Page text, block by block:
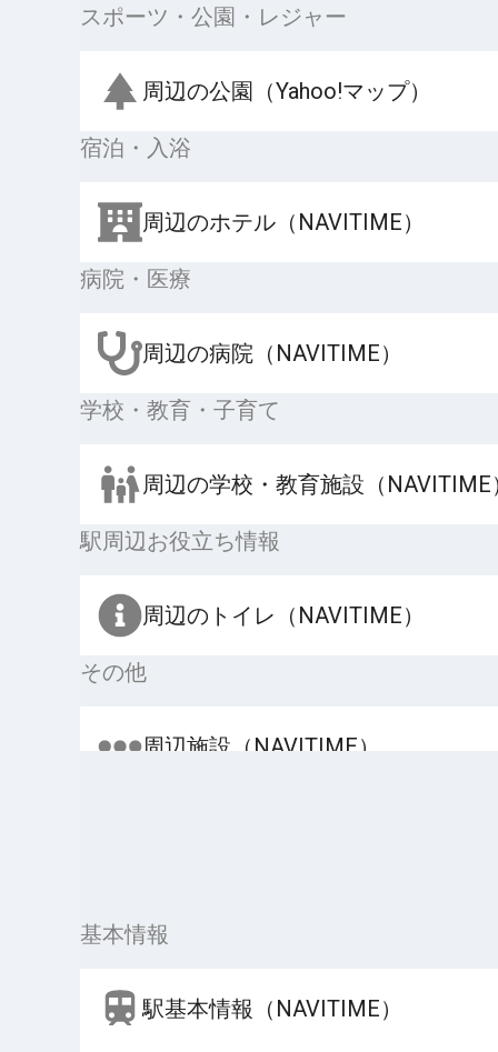
スポーツ・公園・レジャー
周辺の公園（Yahoo!マップ）
宿泊・入浴
周辺のホテル（NAVITIME）
病院・医療
周辺の病院（NAVITIME）
学校・教育・子育て
周辺の学校・教育施設（NAVITIME
駅周辺お役立ち情報
周辺のトイレ（NAVITIME）
その他
周辺施設（NAVITIME）
基本情報
駅基本情報（NAVITIME）